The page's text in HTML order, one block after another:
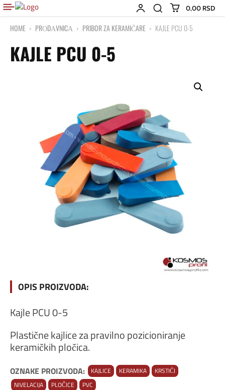
0,00 RSD
HOME PRОDАVNICА PRIBOR ZA KERAMIČARE KAJLE PCU 0-5
KAJLE PCU 0-5
OPIS PROIZVODA:
Kajle PCU 0-5
Plastične kajlice za pravilno pozicioniranje
keramičkih pločica.
OZNAKE PROIZVODA: KAJLICE KERAMIKA
KRSTIĆI
NIVELACIJA
PLOČICE PVC